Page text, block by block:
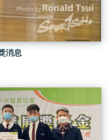
消息